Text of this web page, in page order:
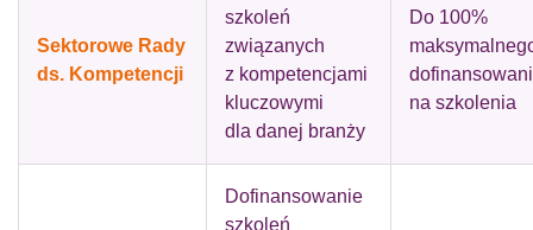
Sektorowe Rady
ds. Kompetencji
szkoleń
związanych
z kompetencjami
kluczowymi
dla danej branży
Do 100%
na szkolenia
Dofinansowanie
szkoleń